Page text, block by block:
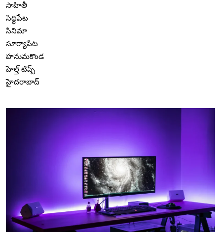
సాహితీ
సిద్ధిపేట
సినిమా
సూర్యాపేట
హనుమకొండ
హెల్త్ టిప్స్
హైదరాబాద్